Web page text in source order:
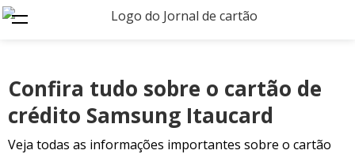
Confira tudo sobre o cartão de
crédito Samsung Itaucard
Veja todas as informações importantes sobre o cartão